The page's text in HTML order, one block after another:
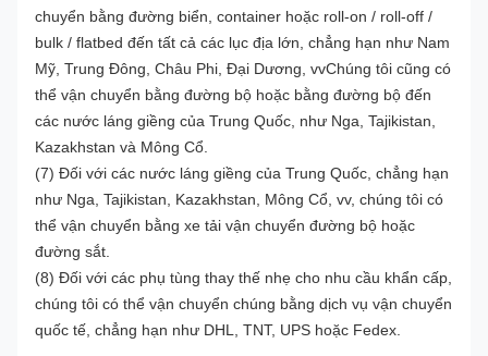
chuyển bằng đường biển, container hoặc roll-on / roll-off /
bulk / flatbed đến tất cả các lục địa lớn, chẳng hạn như Nam
Mỹ, Trung Đông, Châu Phi, Đại Dương, vvChúng tôi cũng có
thể vận chuyển bằng đường bộ hoặc bằng đường bộ đến
các nước láng giềng của Trung Quốc, như Nga, Tajikistan,
Kazakhstan và Mông Cổ.
(7) Đối với các nước láng giềng của Trung Quốc, chẳng hạn
như Nga, Tajikistan, Kazakhstan, Mông Cổ, vv, chúng tôi có
thể vận chuyển bằng xe tải vận chuyển đường bộ hoặc
đường sắt.
(8) Đối với các phụ tùng thay thế nhẹ cho nhu cầu khẩn cấp,
chúng tôi có thể vận chuyển chúng bằng dịch vụ vận chuyển
quốc tế, chẳng hạn như DHL, TNT, UPS hoặc Fedex.